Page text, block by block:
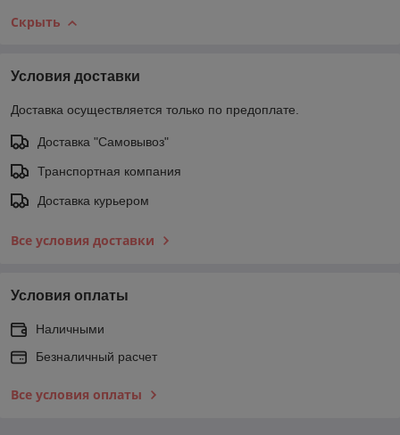
Скрыть
Условия доставки
Доставка осуществляется только по предоплате.
Доставка "Самовывоз"
Транспортная компания
Доставка курьером
Все условия доставки
Условия оплаты
Наличными
Безналичный расчет
Все условия оплаты